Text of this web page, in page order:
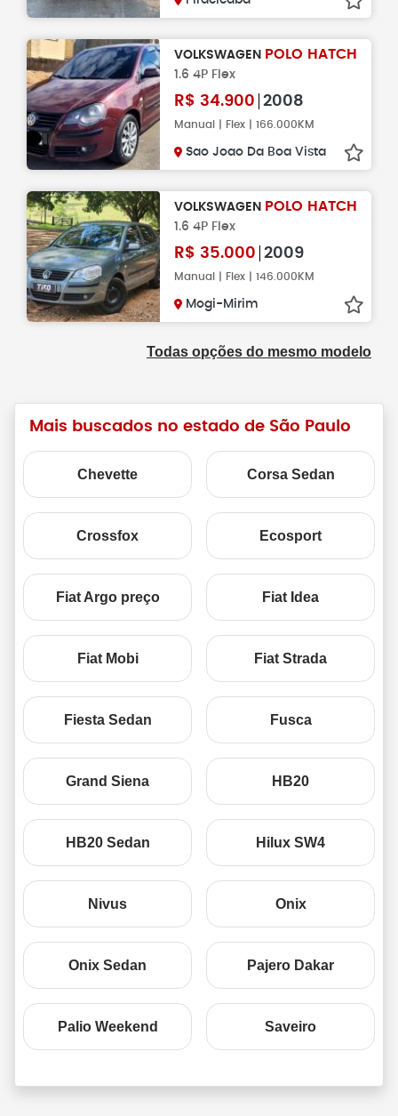
VOLKSWAGEN POLO HATCH
1.6 4P Flex
R$ 34.900 2008
Manual | Flex | 166.000KM
Sao Joao Da Boa Vista
VOLKSWAGEN POLO HATCH
1.6 4P Flex
R$ 35.000 2009
Manual | Flex | 146.000KM
Mogi-Mirim
Todas opções do mesmo modelo
Mais buscados no estado de São Paulo
Chevette Corsa Sedan
Crossfox Ecosport
Fiat Argo preço Fiat Idea
Fiat Mobi Fiat Strada
Fiesta Sedan Fusca
Grand Siena HB20
HB20 Sedan Hilux SW4
Nivus Onix
Onix Sedan Pajero Dakar
Palio Weekend Saveiro